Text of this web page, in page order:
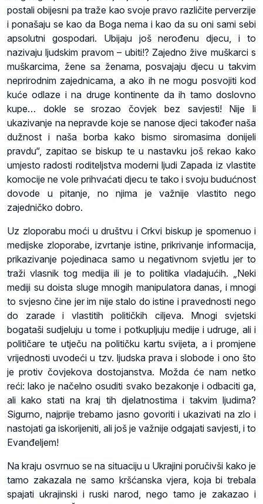
postali obijesni pa traže kao svoje pravo različite perverzije
i ponašaju se kao da Boga nema i kao da su oni sami sebi
apsolutni gospodari. Ubijaju još nerođenu djecu, i to
nazivaju ljudskim pravom – ubiti!? Zajedno žive muškarci s
muškarcima, žene sa ženama, posvajaju djecu u takvim
neprirodnim zajednicama, a ako ih ne mogu posvojiti kod
kuće odlaze i na druge kontinente da ih tamo doslovno
kupe… dokle se srozao čovjek bez savjesti! Nije li
ukazivanje na nepravde koje se nanose djeci također naša
dužnost i naša borba kako bismo siromasima donijeli
pravdu“, zapitao se biskup te u nastavku još rekao kako
umjesto radosti roditeljstva moderni ljudi Zapada iz vlastite
komocije ne vole prihvaćati djecu te tako i svoju budućnost
dovode u pitanje, no njima je važnije vlastito nego
zajedničko dobro.
Uz zloporabu moći u društvu i Crkvi biskup je spomenuo i
medijske zloporabe, izvrtanje istine, prikrivanje informacija,
prikazivanje pojedinaca samo u negativnom svjetlu jer to
traži vlasnik tog medija ili je to politika vladajućih. „Neki
mediji su doista sluge mnogih manipulatora danas, i mnogi
to svjesno čine jer im nije stalo do istine i pravednosti nego
do zarade i vlastitih političkih ciljeva. Mnogi svjetski
bogataši sudjeluju u tome i potkupljuju medije i udruge, ali i
političare te utječu na političku kartu svijeta, a i promjene
vrijednosti uvodeći u tzv. ljudska prava i slobode i ono što
je protiv čovjekova dostojanstva. Možda će nam netko
reći: lako je načelno osuditi svako bezakonje i odbaciti ga,
ali kako stati na kraj tih djelatnostima i takvim ljudima?
Sigurno, najprije trebamo jasno govoriti i ukazivati na zlo i
nastojati ga iskorijeniti, ali još je važnije odgajati savjesti, i to
Evanđeljem!
Na kraju osvrnuo se na situaciju u Ukrajini poručivši kako je
tamo zakazala ne samo kršćanska vjera, koja bi trebala
spajati ukrajinski i ruski narod, nego tamo je zakazao i